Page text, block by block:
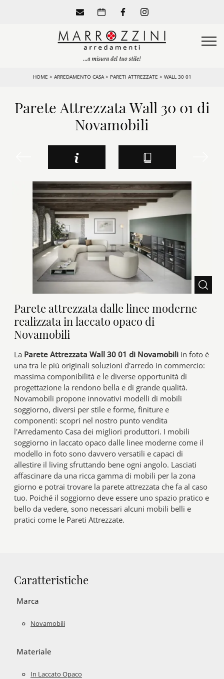
HOME > ARREDAMENTO CASA> PARETI ATTREZZATE > WALL 30 01
Parete Attrezzata Wall 30 01 di
Novamobili
Parete attrezzata dalle linee moderne
realizzata in laccato opaco di
Novamobili
La Parete Attrezzata Wall 30 01 di Novamobili in foto è
una tra le più originali soluzioni d’arredo in commercio:
massima componibilità e le diverse opportunità di
progettazione la rendono bella e di grande qualità.
Novamobili propone innovativi modelli di mobili
soggiorno, diversi per stile e forme, finiture e
componenti: scopri nel nostro punto vendita
l'Arredamento Casa dei migliori produttori. I mobili
soggiorno in laccato opaco dalle linee moderne come il
modello in foto sono davvero versatili e capaci di
allestire il living sfruttando bene ogni angolo. Lasciati
affascinare da una ricca gamma di mobili per la zona
giorno e potrai trovare la parete attrezzata che fa al caso
tuo. Poiché il soggiorno deve essere uno spazio pratico e
bello da vedere, sono necessari alcuni mobili belli e
pratici come le Pareti Attrezzate.
Caratteristiche
Marca
Novamobili
Materiale
In Laccato Opaco